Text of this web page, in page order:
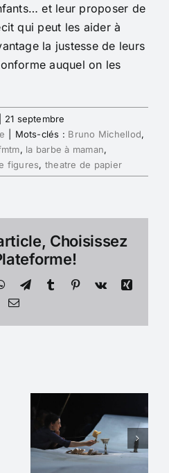
et leur proposer de
qui peut les aider à
la justesse de leurs
auquel on les
21 septembre
Mots-clés : Bruno Michellod,
, la barbe à maman,
figures, theatre de papier
Choisissez
WhatsApp
TelegramTumblr Pinterest
Vk
Xing
Email